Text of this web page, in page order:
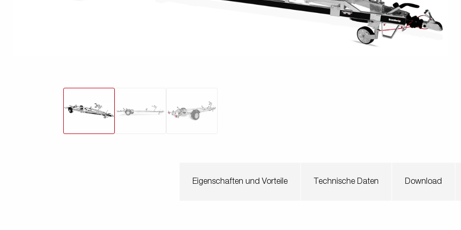
Ladezubehör Laderampe
freunden
Wenden mit einem Anhänger
Der richtige Reifendruck
Deine Checkliste vor Fahrantritt
Eigenschaften und Vorteile Technische Daten Download